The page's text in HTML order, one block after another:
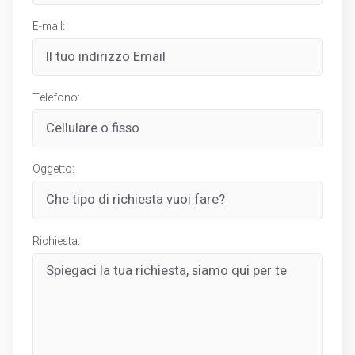
E-mail:
Telefono:
Oggetto:
Richiesta: